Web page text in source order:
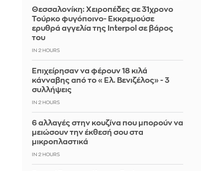
Θεσσαλονίκη: Χειροπέδες σε 31χρονο
Τούρκο φυγόποινο- Εκκρεμούσε
ερυθρά αγγελία της Interpol σε βάρος
του
IN 2 HOURS
Επιχείρησαν να φέρουν 18 κιλά
κάνναβης από το «Ελ. Βενιζέλος» - 3
συλλήψεις
IN 2 HOURS
6 αλλαγές στην κουζίνα που μπορούν να
μειώσουν την έκθεσή σου στα
μικροπλαστικά
IN 2 HOURS